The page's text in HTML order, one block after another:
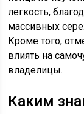
легкость,
массивных
Кроме того,
влиять на
владелицы.
Каким